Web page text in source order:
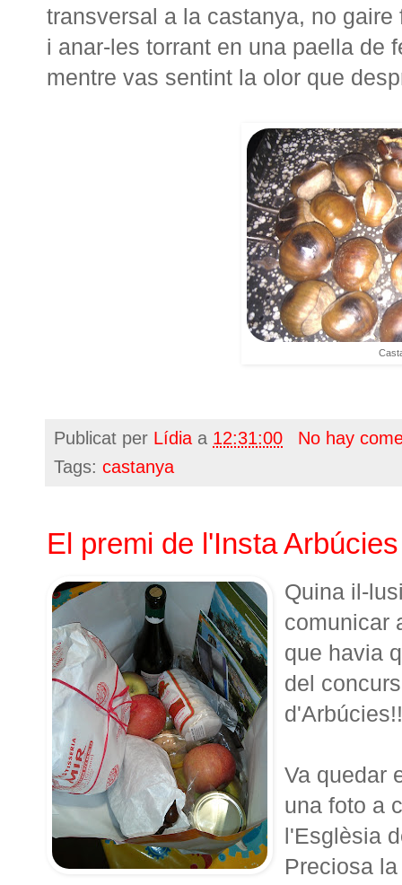
transversal a la castanya, no
i anar-les torrant en una paella de
mentre vas sentint la olor que
Publicat per Lídia a 12:31:00
No hay
Tags: castanya
El premi de l'Insta Arbúcies
Quina il-
comunicar
que havia
del
Va quedar
una foto a
l'Esglèsia
Preciosa